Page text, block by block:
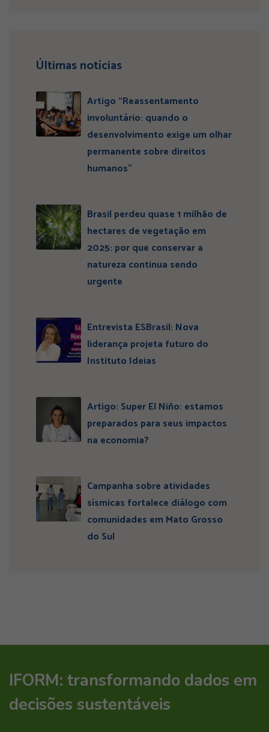
Últimas notícias
Artigo “Reassentamento
involuntário: quando o
desenvolvimento exige um olhar
permanente sobre direitos
humanos”
Brasil perdeu quase 1 milhão de
hectares de vegetação em
2025: por que conservar a
natureza continua sendo
urgente
Entrevista ESBrasil: Nova
liderança projeta futuro do
Instituto Ideias
Artigo: Super El Niño: estamos
preparados para seus impactos
na economia?
Campanha sobre atividades
sísmicas fortalece diálogo com
comunidades em Mato Grosso
do Sul
IFORM: transformando dados em
decisões sustentáveis